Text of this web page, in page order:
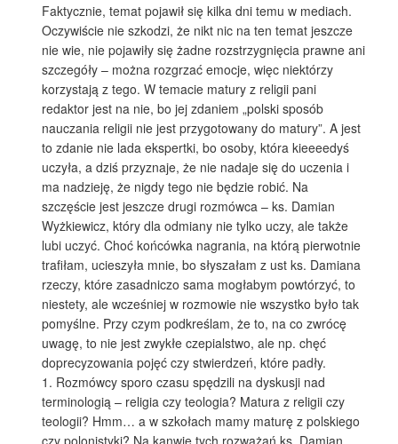
Faktycznie, temat pojawił się kilka dni temu w mediach.
Oczywiście nie szkodzi, że nikt nic na ten temat jeszcze
nie wie, nie pojawiły się żadne rozstrzygnięcia prawne ani
szczegóły – można rozgrzać emocje, więc niektórzy
korzystają z tego. W temacie matury z religii pani
redaktor jest na nie, bo jej zdaniem „polski sposób
nauczania religii nie jest przygotowany do matury”. A jest
to zdanie nie lada ekspertki, bo osoby, która kieeeedyś
uczyła, a dziś przyznaje, że nie nadaje się do uczenia i
ma nadzieję, że nigdy tego nie będzie robić. Na
szczęście jest jeszcze drugi rozmówca – ks. Damian
Wyżkiewicz, który dla odmiany nie tylko uczy, ale także
lubi uczyć. Choć końcówka nagrania, na którą pierwotnie
trafiłam, ucieszyła mnie, bo słyszałam z ust ks. Damiana
rzeczy, które zasadniczo sama mogłabym powtórzyć, to
niestety, ale wcześniej w rozmowie nie wszystko było tak
pomyślne. Przy czym podkreślam, że to, na co zwrócę
uwagę, to nie jest zwykłe czepialstwo, ale np. chęć
doprecyzowania pojęć czy stwierdzeń, które padły.
1. Rozmówcy sporo czasu spędzili na dyskusji nad
terminologią – religia czy teologia? Matura z religii czy
teologii? Hmm… a w szkołach mamy maturę z polskiego
czy polonistyki? Na kanwie tych rozważań ks. Damian